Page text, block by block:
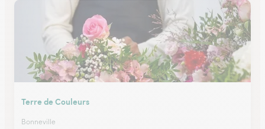
Terre de Couleurs
Bonneville